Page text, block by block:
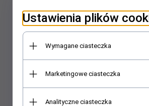
Ustawienia plików
Wymagane ciasteczka
Marketingowe ciasteczka
Analityczne ciasteczka